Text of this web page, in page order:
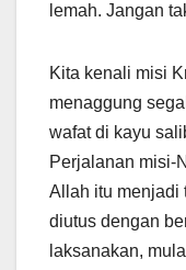
lemah. Jangan
Kita kenali misi
menaggung
wafat di kayu
Perjalanan misi-
Allah itu menjadi
diutus dengan
laksanakan,